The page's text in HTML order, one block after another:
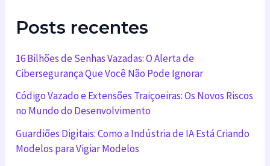
Posts recentes
16 Bilhões de Senhas Vazadas: O Alerta de
Cibersegurança Que Você Não Pode Ignorar
Código Vazado e Extensões Traiçoeiras: Os Novos Riscos
no Mundo do Desenvolvimento
Guardiões Digitais: Como a Indústria de IA Está Criando
Modelos para Vigiar Modelos